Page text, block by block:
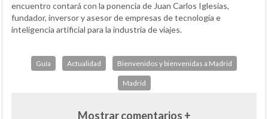
encuentro contará con la ponencia de Juan Carlos Iglesias,
fundador, inversor y asesor de empresas de tecnología e
inteligencia artificial para la industria de viajes.
Guía Actualidad Bienvenidos y bienvenidas a Madrid
Madrid
Mostrar comentarios +